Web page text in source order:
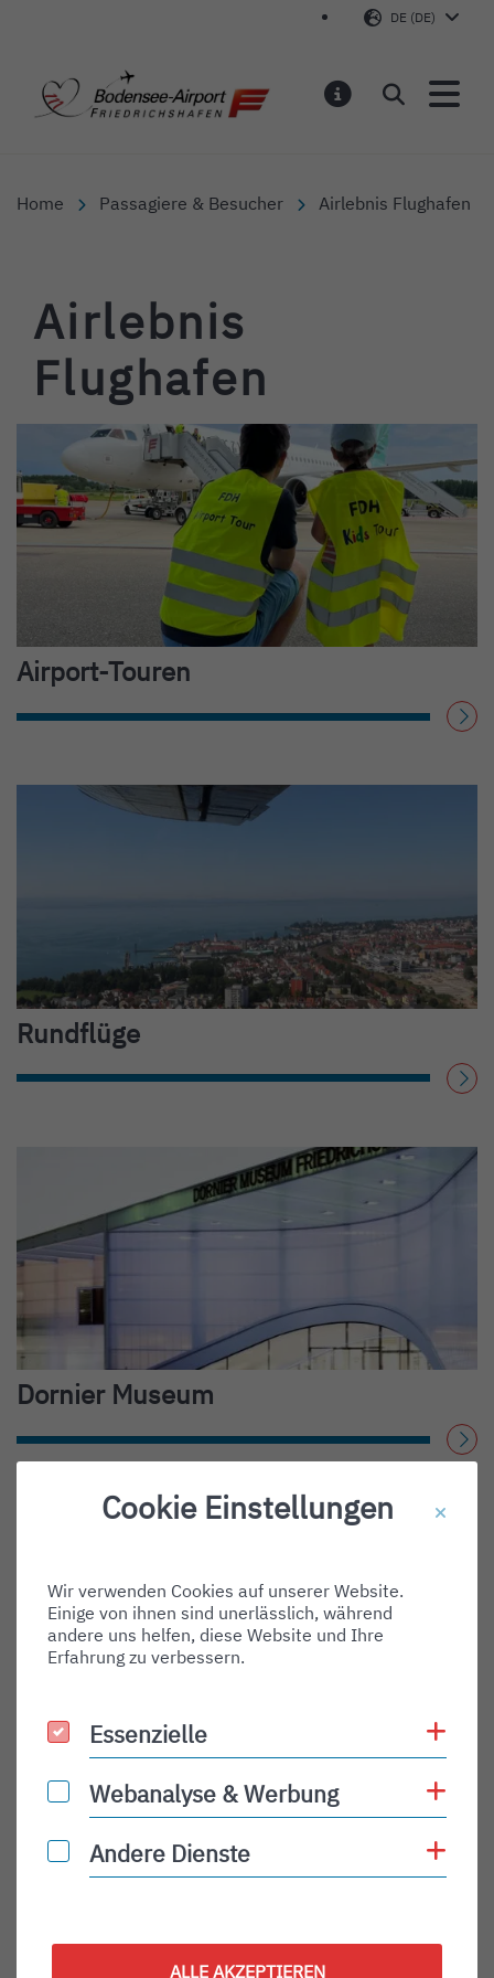
DE (DE)
Bodensee-Airport
Suchen
Home Passagiere & Besucher Airlebnis Flughafen
Airlebnis
Flughafen
Airport-Touren
WEITERLESEN
Rundflüge
WEITERLESEN
Dornier Museum
WEITERLESEN
Zeppelin
WEITERLESEN
Cookie Einstellungen
Wir verwenden Cookies auf unserer Website.
Einige von ihnen sind unerlässlich, während
andere uns helfen, diese Website und Ihre
Erfahrung zu verbessern.
Essenzielle
Essenzielle
Webanalyse & Werbung
Webanalyse & Werbung
Andere Dienste
Andere Dienste
ALLE AKZEPTIEREN